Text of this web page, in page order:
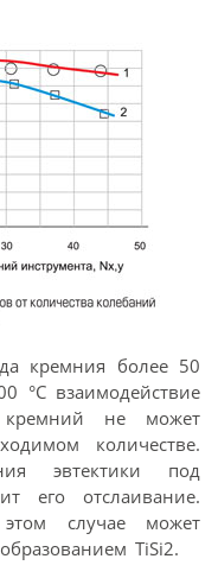
кремния более 50
°С взаимодействие
не может
количестве.
эвтектики под
его отслаивание.
случае может
TiSi2.